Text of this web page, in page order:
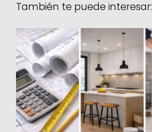
También te puede interesar: